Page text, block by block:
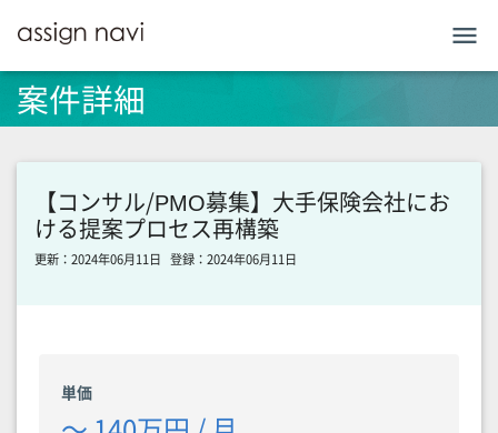
menu
案件詳細
【コンサル/PMO募集】大手保険会社にお
ける提案プロセス再構築
更新：2024年06月11日 登録：2024年06月11日
単価